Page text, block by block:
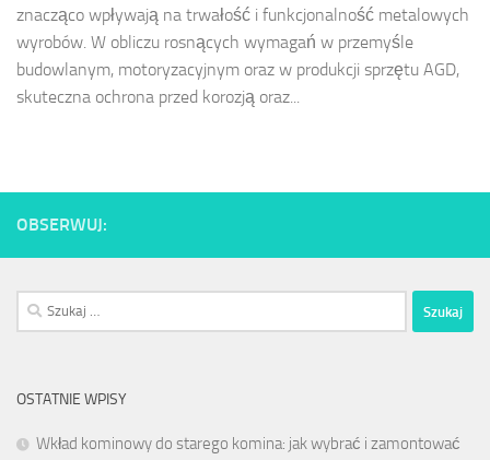
znacząco wpływają na trwałość i funkcjonalność metalowych
wyrobów. W obliczu rosnących wymagań w przemyśle
budowlanym, motoryzacyjnym oraz w produkcji sprzętu AGD,
skuteczna ochrona przed korozją oraz...
OBSERWUJ:
Szukaj:
OSTATNIE WPISY
Wkład kominowy do starego komina: jak wybrać i zamontować